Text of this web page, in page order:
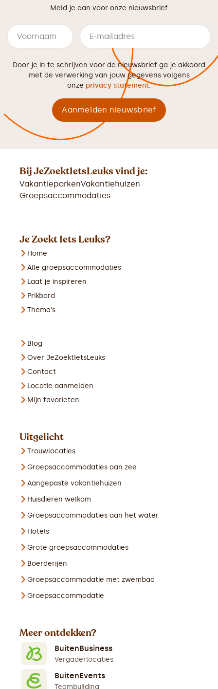
Meld je aan voor onze nieuwsbrief
Door je in te schrijven voor de nieuwsbrief ga je akkoord
met de verwerking van jouw gegevens volgens
onze privacy statement.
Bij JeZoektIetsLeuks vind je:
VakantieparkenVakantiehuizen
Groepsaccommodaties
Je Zoekt Iets Leuks?
Home
Alle groepsaccommodaties
Laat je inspireren
Prikbord
Thema's
Blog
Over JeZoektIetsLeuks
Contact
Locatie aanmelden
Mijn favorieten
Uitgelicht
Trouwlocaties
Groepsaccommodaties aan zee
Aangepaste vakantiehuizen
Huisdieren welkom
Groepsaccommodaties aan het water
Hotels
Grote groepsaccommodaties
Boerderijen
Groepsaccommodatie met zwembad
Groepsaccommodatie
Meer ontdekken?
BuitenBusiness
Vergaderlocaties
BuitenEvents
Teambuilding